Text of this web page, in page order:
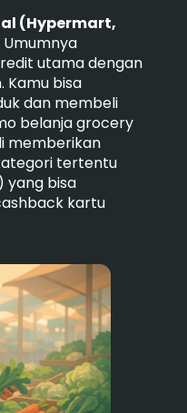
(Hypermart,
Umumnya
utama dengan
Kamu bisa
dan membeli
belanja grocery
memberikan
tertentu
yang bisa
kartu